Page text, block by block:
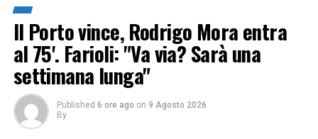
Il Porto vince, Rodrigo Mora entra
al 75'. Farioli: "Va via? Sarà una
settimana lunga"
Published 6 ore ago on 9 Agosto 2026
By